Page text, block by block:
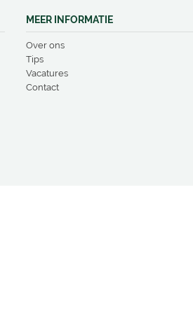
MEER INFORMATIE
Over ons
Tips
Vacatures
Contact